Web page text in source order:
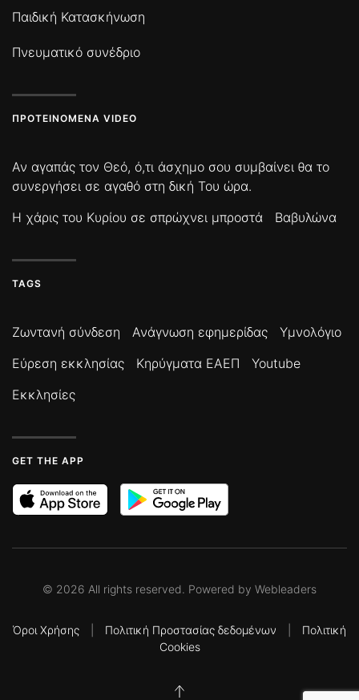
Παιδική Κατασκήνωση
Πνευματικό συνέδριο
ΠΡΟΤΕΙΝΌΜΕΝΑ VIDEO
Αν αγαπάς τον Θεό, ό,τι άσχημο σου συμβαίνει θα το
συνεργήσει σε αγαθό στη δική Του ώρα.
Η χάρις του Κυρίου σε σπρώχνει μπροστά
Βαβυλώνα
TAGS
Ζωντανή σύνδεση Ανάγνωση εφημερίδας
Υμνολόγιο
Εύρεση εκκλησίας
Κηρύγματα ΕΑΕΠ
Youtube
Εκκλησίες
GET THE APP
© 2026 All rights reserved. Powered by Webleaders
Όροι Χρήσης Πολιτική Προστασίας δεδομένων
Πολιτική
Cookies